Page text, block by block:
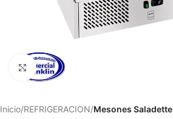
Haga clic para ampliar
Inicio REFRIGERACION Mesones Saladette